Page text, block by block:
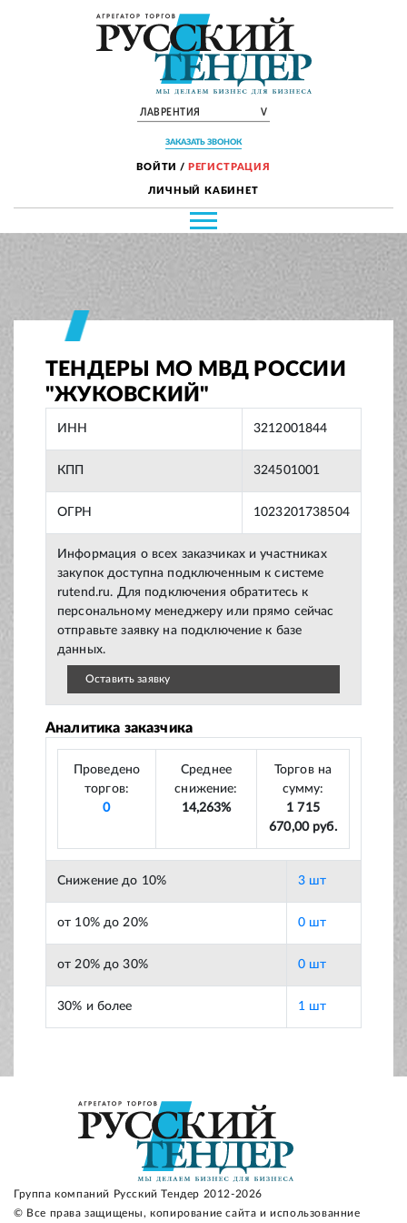
ЛАВРЕНТИЯ V
ЗАКАЗАТЬ ЗВОНОК
ВОЙТИ / РЕГИСТРАЦИЯ
ЛИЧНЫЙ КАБИНЕТ
ТЕНДЕРЫ МО МВД РОССИИ
"ЖУКОВСКИЙ"
ИНН 3212001844
КПП 324501001
ОГРН 1023201738504
Информация о всех заказчиках и участниках
закупок доступна подключенным к системе
rutend.ru. Для подключения обратитесь к
персональному менеджеру или прямо сейчас
отправьте заявку на подключение к базе
данных.
Оставить заявку
Аналитика заказчика
Проведено
торгов:
0
Среднее
снижение:
14,263%
Торгов на
сумму:
1 715
670,00 руб.
Снижение до 10% 3 шт
от 10% до 20% 0 шт
от 20% до 30% 0 шт
30% и более 1 шт
Группа компаний Русский Тендер 2012-2026
© Все права защищены, копирование сайта и использованние